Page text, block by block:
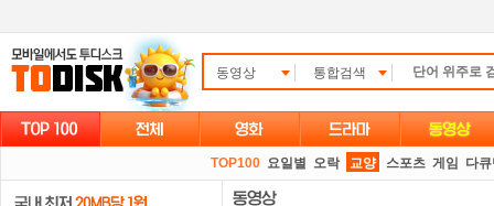
동영상 통합검색
TOP100 요일별 오락 교양 스포츠 게임 다